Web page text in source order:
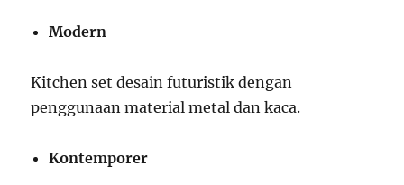
Modern
Kitchen set desain futuristik dengan
penggunaan material metal dan kaca.
Kontemporer